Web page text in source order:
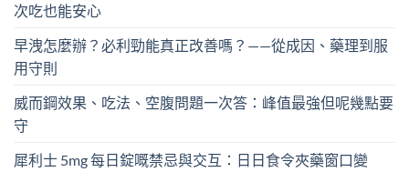
次吃也能安心
早洩怎麼辦？必利勁能真正改善嗎？——從成因、藥理到服
用守則
威而鋼效果、吃法、空腹問題一次答：峰值最強但呢幾點要
守
犀利士 5mg 每日錠嘅禁忌與交互：日日食令夾藥窗口變